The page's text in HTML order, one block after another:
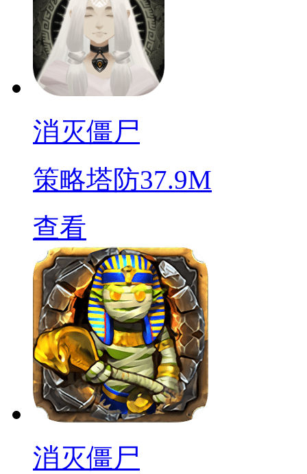
消灭僵尸
策略塔防37.9M
查看
消灭僵尸